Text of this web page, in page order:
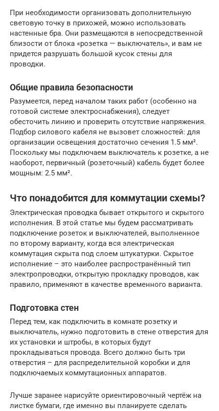
При необходимости организовать дополнительную
световую точку в прихожей, можно использовать
настенные бра. Они размещаются в непосредственной
близости от блока «розетка — выключатель», и вам не
придется разрушать большой кусок стены для
проводки.
Общие правила безопасности
Разумеется, перед началом таких работ (особенно на
готовой системе электроснабжения), следует
обесточить линию и проверить отсутствие напряжения.
Подбор силового кабеля не вызовет сложностей: для
организации освещения достаточно сечения 1.5 мм².
Поскольку мы подключаем выключатель к розетке, а не
наоборот, первичный (розеточный) кабель будет более
мощным: 2.5 мм².
Что понадобится для коммутации схемы?
Электрическая проводка бывает открытого и скрытого
исполнения. В этой статье мы будем рассматривать
подключение розеток и выключателей, выполненное
по второму варианту, когда вся электрическая
коммутация скрыта под слоем штукатурки. Скрытое
исполнение – это наиболее распространённый тип
электропроводки, открытую прокладку проводов, как
правило, применяют в качестве временного варианта.
Подготовка стен
Перед тем, как подключить в комнате розетку и
выключатель, нужно подготовить в стене отверстия для
их установки и штробы, в которых будут
прокладываться провода. Всего должно быть три
отверстия – для распределительной коробки и для
подключаемых коммутационных аппаратов.
Лучше заранее нарисуйте ориентировочный чертёж на
листке бумаги, где именно вы планируете сделать